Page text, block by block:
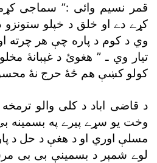
قمر نسيم وائى :” سماجى
کړے دے او خلق د خپلو ستونزو
وي د کوم د پاره چې هر چرته
تيار وي ـ ” هغوئ د غېبانۀ
کولو کښې هم څۀ حرج نۀ
د قاضى اباد د کلى والو
وخت يو سړے پيرے په بسمينه
مسلې اوري او د هغې د حل د
لوے شمېر د بسمينې بى بى